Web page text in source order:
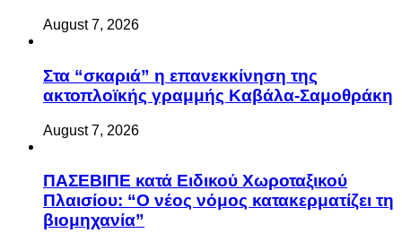
August 7, 2026
Στα “σκαριά” η επανεκκίνηση της
ακτοπλοϊκής γραμμής Καβάλα-Σαμοθράκη
August 7, 2026
ΠΑΣΕΒΙΠΕ κατά Ειδικού Χωροταξικού
Πλαισίου: “Ο νέος νόμος κατακερματίζει τη
βιομηχανία”